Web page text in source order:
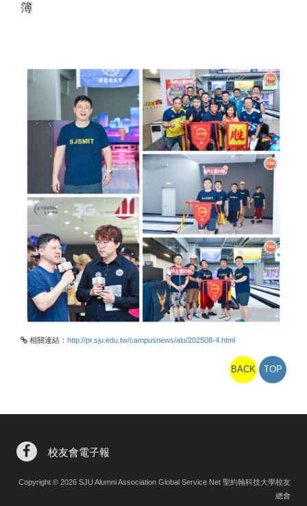
簿
相關連結： http://pr.sju.edu.tw/campusnews/alu/202508-4.html
BACK TOP
校友會電子報
Copyright © 2026 SJU Alumni Association Global Service Net 聖約翰科技大學校友
總會